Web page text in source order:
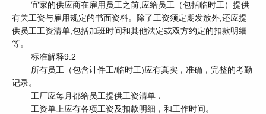
宜家的供应商在雇用员工之前,应给员工（包括临时工）提供
有关工资与雇用规定的书面资料。除了工资须定期发放外,还应提
供员工工资清单,包括加班时间和其他法定或双方约定的扣款明细
等。
标准解释9.2
所有员工（包含计件工/临时工)应有真实，准确，完整的考勤
记录。
工厂应每月都给员工提供工资清单．
工资单上应有各项工资及扣款明细，和工作时间。